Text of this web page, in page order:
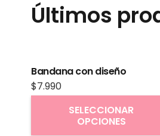
Últimos
Bandana con diseño
$7.990
SELECCIONAR
OPCIONES